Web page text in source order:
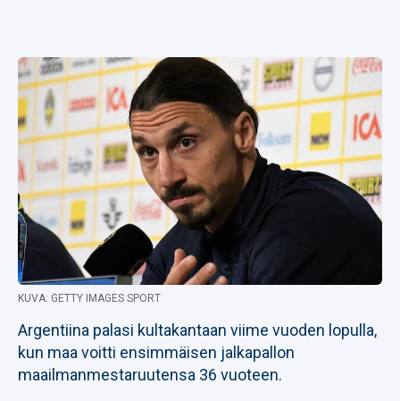
KUVA: GETTY IMAGES SPORT
Argentiina palasi kultakantaan viime vuoden lopulla,
kun maa voitti ensimmäisen jalkapallon
maailmanmestaruutensa 36 vuoteen.